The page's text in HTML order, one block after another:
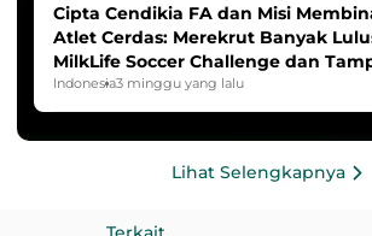
Cipta Cendikia FA dan Misi
Atlet Cerdas: Merekrut Banyak
MilkLife Soccer Challenge dan
HYDROPLUS Soccer League
Indonesia3 minggu yang lalu
Lihat Selengkapnya